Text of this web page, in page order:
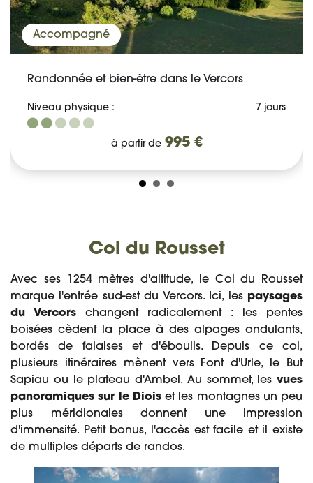
Accompagné
Randonnée et bien-être dans le Vercors
Niveau physique : 7 jours
à partir de 995 €
Col du Rousset
Avec ses 1254 mètres d'altitude, le Col du Rousset
marque l'entrée sud-est du Vercors. Ici, les paysages
du Vercors changent radicalement : les pentes
boisées cèdent la place à des alpages ondulants,
bordés de falaises et d'éboulis. Depuis ce col,
plusieurs itinéraires mènent vers Font d'Urle, le But
Sapiau ou le plateau d'Ambel. Au sommet, les vues
panoramiques sur le Diois et les montagnes un peu
plus méridionales donnent une impression
d'immensité. Petit bonus, l'accès est facile et il existe
de multiples départs de randos.